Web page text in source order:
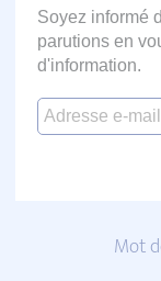
Soyez informé
parutions en
d'information.
Mot